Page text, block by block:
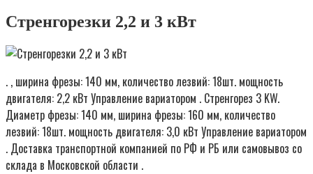
Стренгорезки 2,2 и 3 кВт
. , ширина фрезы: 140 мм, количество лезвий: 18шт. мощность
двигателя: 2,2 кВт Управление вариатором . Стренгорез 3 KW.
Диаметр фрезы: 140 мм, ширина фрезы: 160 мм, количество
лезвий: 18шт. мощность двигателя: 3,0 кВт Управление вариатором
. Доставка транспортной компанией по РФ и РБ или самовывоз со
склада в Московской области .